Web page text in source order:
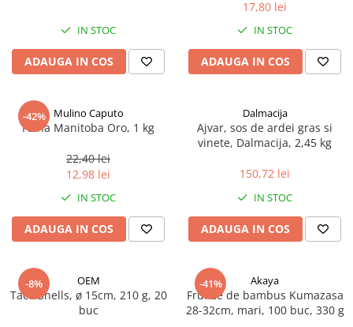
Sare de mare din Marea Nordului
Sare de mare din Oceanele Pacific
si Indian
Portugalia
Sare de roca
Sare speciala
Terine si placinte
Uleiuri speciale/presate la rece
Ulei de masline extravirgin
Prajitore paine
Gratare
IN STOC
ADAUGA IN COS
17,80 lei
IN STOC
ADAUGA IN COS
-42% Mulino Caputo
Faina Manitoba Oro, 1 kg
22,40 lei
12,98 lei
IN STOC
ADAUGA IN COS
Dalmacija
Ajvar, sos de ardei gras si
vinete, Dalmacija, 2,45 kg
150,72 lei
IN STOC
ADAUGA IN COS
-8% OEM
Taco Shells, ø 15cm, 210 g, 20
buc
-41% Akaya
Frunze de bambus Kumazasa
28-32cm, mari, 100 buc, 330 g